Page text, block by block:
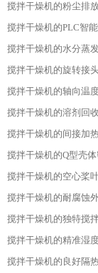
搅拌干燥机的粉尘排
搅拌干燥机的PLC智
搅拌干燥机的轴向温
搅拌干燥机的间接加
搅拌干燥机的Q型壳
搅拌干燥机的空心桨